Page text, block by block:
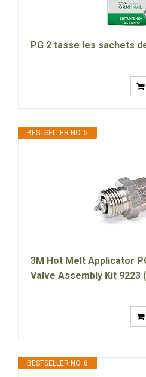
PG 2 tasse les sachets
BESTSELLER NO. 5
3M Hot Melt Applicator
Valve Assembly Kit 9223
BESTSELLER NO. 6